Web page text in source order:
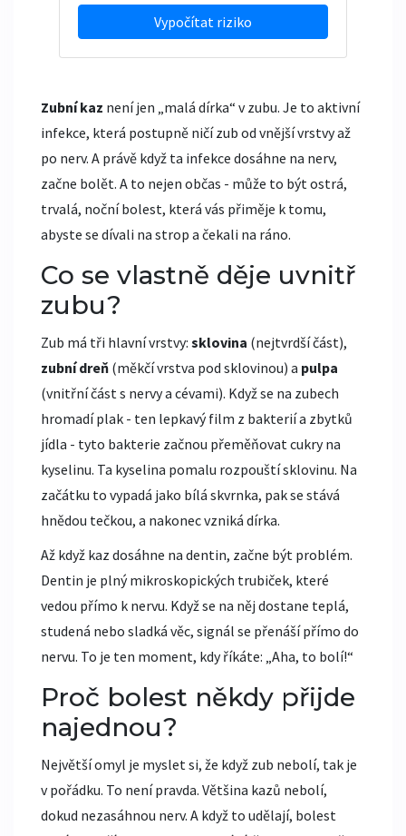
Vypočítat riziko
Zubní kaz není jen „malá dírka“ v zubu. Je to aktivní
infekce, která postupně ničí zub od vnější vrstvy až
po nerv. A právě když ta infekce dosáhne na nerv,
začne bolět. A to nejen občas - může to být ostrá,
trvalá, noční bolest, která vás přiměje k tomu,
abyste se dívali na strop a čekali na ráno.
Co se vlastně děje uvnitř
zubu?
Zub má tři hlavní vrstvy: sklovina (nejtvrdší část),
zubní dreň (měkčí vrstva pod sklovinou) a pulpa
(vnitřní část s nervy a cévami). Když se na zubech
hromadí plak - ten lepkavý film z bakterií a zbytků
jídla - tyto bakterie začnou přeměňovat cukry na
kyselinu. Ta kyselina pomalu rozpouští sklovinu. Na
začátku to vypadá jako bílá skvrnka, pak se stává
hnědou tečkou, a nakonec vzniká dírka.
Až když kaz dosáhne na dentin, začne být problém.
Dentin je plný mikroskopických trubiček, které
vedou přímo k nervu. Když se na něj dostane teplá,
studená nebo sladká věc, signál se přenáší přímo do
nervu. To je ten moment, kdy říkáte: „Aha, to bolí!“
Proč bolest někdy přijde
najednou?
Největší omyl je myslet si, že když zub nebolí, tak je
v pořádku. To není pravda. Většina kazů nebolí,
dokud nezasáhnou nerv. A když to udělají, bolest